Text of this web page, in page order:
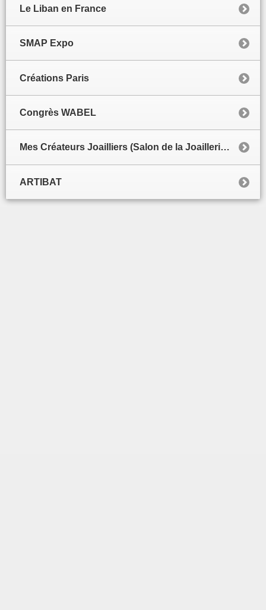
Le Liban en France
SMAP Expo
Créations Paris
Congrès WABEL
Mes Créateurs Joailliers (Salon de la Joaillerie de luxe)
ARTIBAT